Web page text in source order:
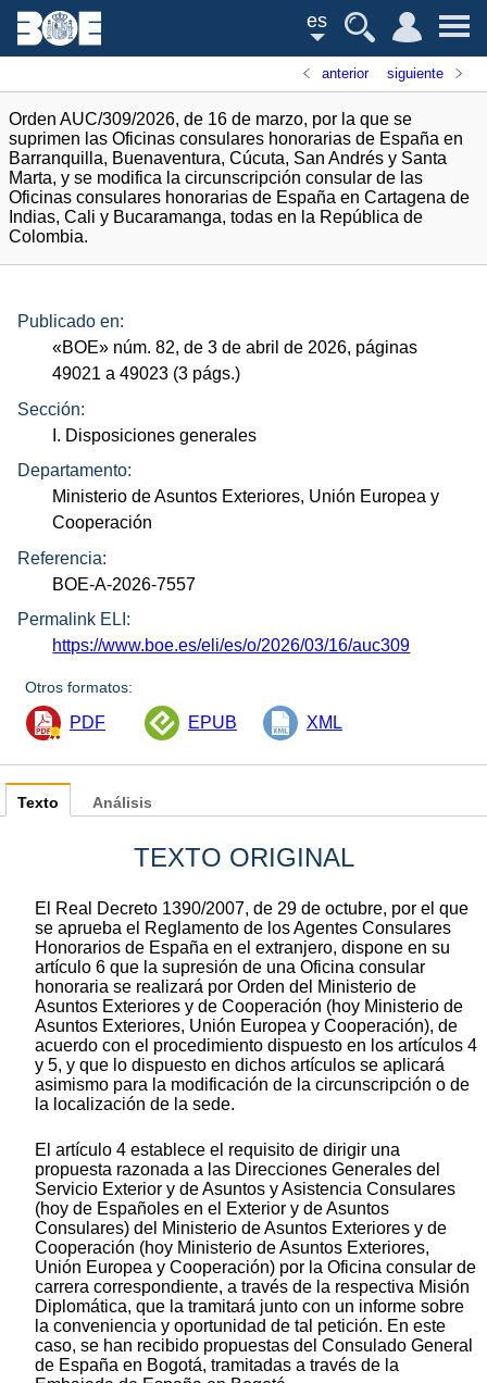
es
anterior siguiente
Orden AUC/309/2026, de 16 de marzo, por la que se
suprimen las Oficinas consulares honorarias de España en
Barranquilla, Buenaventura, Cúcuta, San Andrés y Santa
Marta, y se modifica la circunscripción consular de las
Oficinas consulares honorarias de España en Cartagena de
Indias, Cali y Bucaramanga, todas en la República de
Colombia.
Publicado en:
«BOE» núm. 82, de 3 de abril de 2026, páginas
49021 a 49023 (3 págs.)
Sección:
I. Disposiciones generales
Departamento:
Ministerio de Asuntos Exteriores, Unión Europea y
Cooperación
Referencia:
BOE-A-2026-7557
Permalink ELI:
https://www.boe.es/eli/es/o/2026/03/16/auc309
Otros formatos:
PDF EPUB XML
Texto
TEXTO ORIGINAL
El Real Decreto 1390/2007, de 29 de octubre, por el que
se aprueba el Reglamento de los Agentes Consulares
Honorarios de España en el extranjero, dispone en su
artículo 6 que la supresión de una Oficina consular
honoraria se realizará por Orden del Ministerio de
Asuntos Exteriores y de Cooperación (hoy Ministerio de
Asuntos Exteriores, Unión Europea y Cooperación), de
acuerdo con el procedimiento dispuesto en los artículos 4
y 5, y que lo dispuesto en dichos artículos se aplicará
asimismo para la modificación de la circunscripción o de
la localización de la sede.
El artículo 4 establece el requisito de dirigir una
propuesta razonada a las Direcciones Generales del
Servicio Exterior y de Asuntos y Asistencia Consulares
(hoy de Españoles en el Exterior y de Asuntos
Consulares) del Ministerio de Asuntos Exteriores y de
Cooperación (hoy Ministerio de Asuntos Exteriores,
Unión Europea y Cooperación) por la Oficina consular de
carrera correspondiente, a través de la respectiva Misión
Diplomática, que la tramitará junto con un informe sobre
la conveniencia y oportunidad de tal petición. En este
caso, se han recibido propuestas del Consulado General
de España en Bogotá, tramitadas a través de la
Análisis